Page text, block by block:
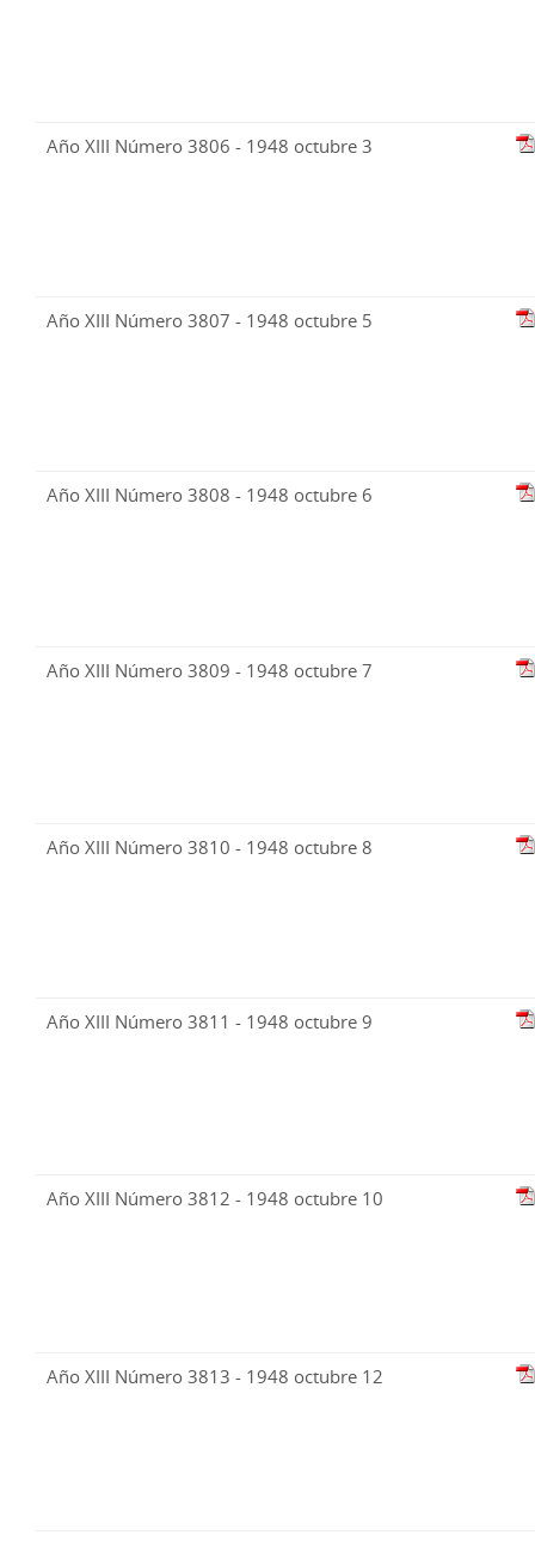
Año XIII Número 3806 - 1948 octubre 3
Año XIII Número 3807 - 1948 octubre 5
Año XIII Número 3808 - 1948 octubre 6
Año XIII Número 3809 - 1948 octubre 7
Año XIII Número 3810 - 1948 octubre 8
Año XIII Número 3811 - 1948 octubre 9
Año XIII Número 3812 - 1948 octubre 10
Año XIII Número 3813 - 1948 octubre 12